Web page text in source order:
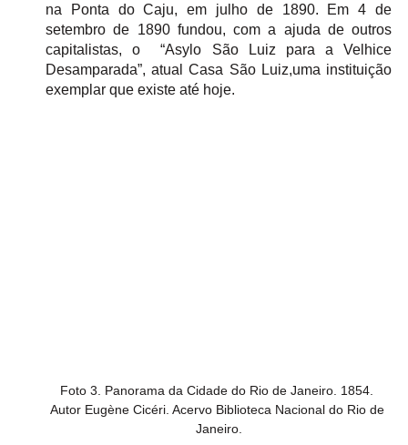
na Ponta do Caju, em julho de 1890. Em 4 de
setembro de 1890 fundou, com a ajuda de outros
capitalistas, o  “Asylo São Luiz para a Velhice
Desamparada”, atual Casa São Luiz,uma instituição
exemplar que existe até hoje.
Foto 3. Panorama da Cidade do Rio de Janeiro. 1854.
Autor Eugène Cicéri. Acervo Biblioteca Nacional do Rio de
Janeiro.